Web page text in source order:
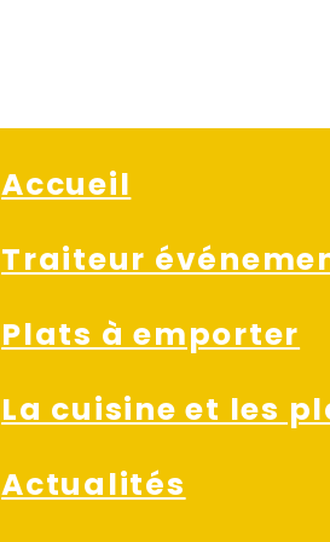
Accueil
Traiteur
Plats à emporter
La cuisine et les
Actualités